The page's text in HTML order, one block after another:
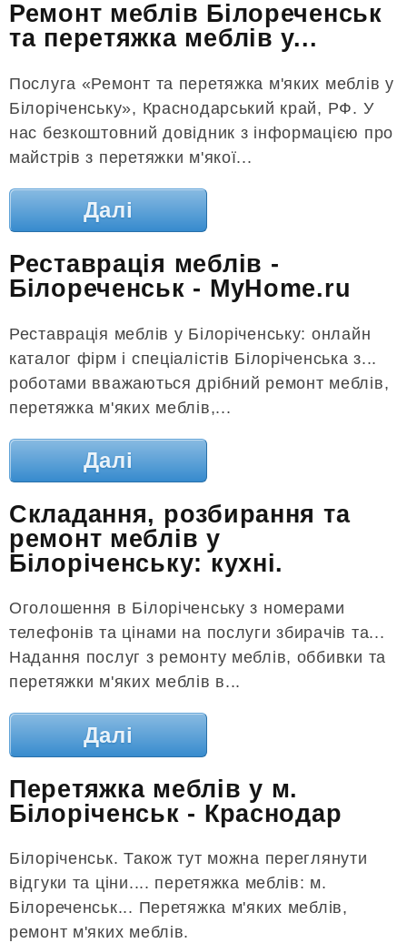
Ремонт меблів Білореченськ
та перетяжка меблів у...
Послуга «Ремонт та перетяжка м'яких меблів у
Білоріченську», Краснодарський край, РФ. У
нас безкоштовний довідник з інформацією про
майстрів з перетяжки м'якої...
Далі
Реставрація меблів -
Білореченськ - MyHome.ru
Реставрація меблів у Білоріченську: онлайн
каталог фірм і спеціалістів Білоріченська з...
роботами вважаються дрібний ремонт меблів,
перетяжка м'яких меблів,...
Далі
Складання, розбирання та
ремонт меблів у
Білоріченську: кухні.
Оголошення в Білоріченську з номерами
телефонів та цінами на послуги збирачів та...
Надання послуг з ремонту меблів, оббивки та
перетяжки м'яких меблів в...
Далі
Перетяжка меблів у м.
Білоріченськ - Краснодар
Білоріченськ. Також тут можна переглянути
відгуки та ціни.... перетяжка меблів: м.
Білореченськ... Перетяжка м'яких меблів,
ремонт м'яких меблів.